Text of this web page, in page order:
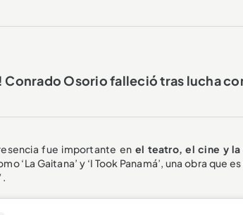
Conrado Osorio falleció tras lucha
fue importante en el teatro, el cine y
‘La Gaitana’ y ‘I Took Panamá’, una obra